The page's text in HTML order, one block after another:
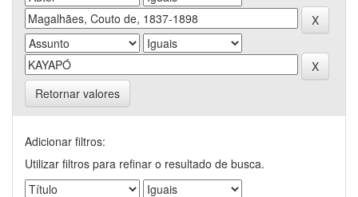
Retornar valores
Adicionar filtros:
Utilizar filtros para refinar o resultado de busca.